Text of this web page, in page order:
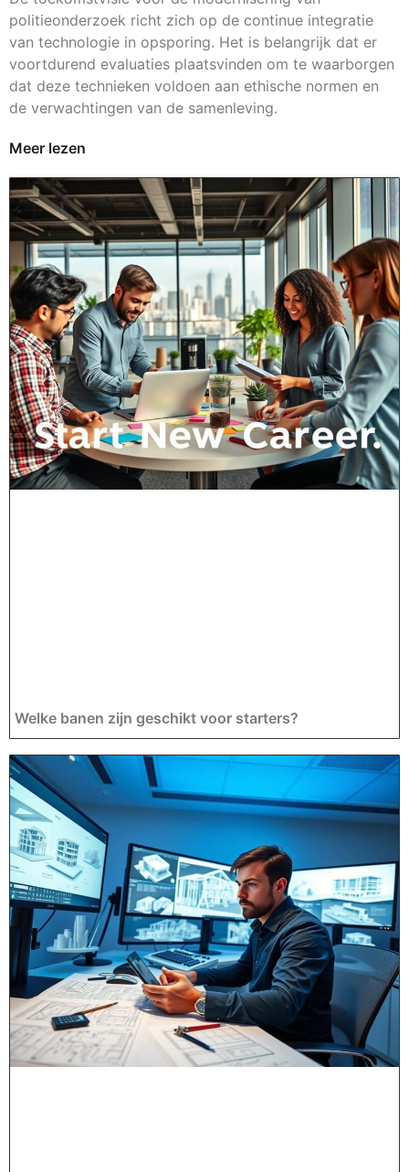
politieonderzoek richt zich op de continue integratie
van technologie in opsporing. Het is belangrijk dat er
voortdurend evaluaties plaatsvinden om te waarborgen
dat deze technieken voldoen aan ethische normen en
de verwachtingen van de samenleving.
Meer lezen
Welke banen zijn geschikt voor starters?